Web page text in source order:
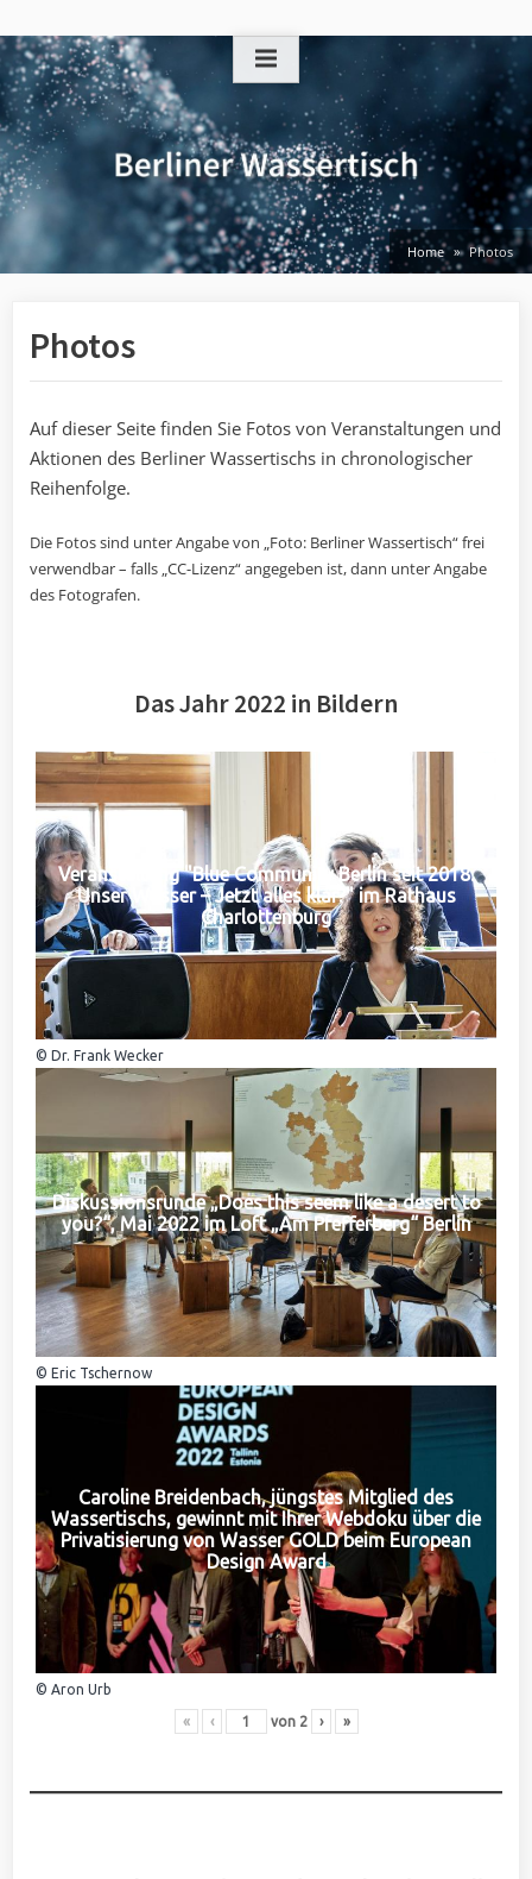
to
content
Home Photos
Photos
Auf dieser Seite finden Sie Fotos von Veranstaltungen und
Aktionen des Berliner Wassertischs in chronologischer
Reihenfolge.
Die Fotos sind unter Angabe von „Foto: Berliner Wassertisch“ frei
verwendbar – falls „CC-Lizenz“ angegeben ist, dann unter Angabe
des Fotografen.
Das Jahr 2022 in Bildern
Veranstaltung "Blue Community Berlin seit 2018:
Unser Wasser – Jetzt alles klar?" im Rathaus
Charlottenburg
© Dr. Frank Wecker
Diskussionsrunde „Does this seem like a desert to
you?“, Mai 2022 im Loft „Am Pfefferberg“ Berlin
© Eric Tschernow
Caroline Breidenbach, jüngstes Mitglied des
Wassertischs, gewinnt mit Ihrer Webdoku über die
Privatisierung von Wasser GOLD beim European
Design Award
© Aron Urb
« ‹ von 2 › »